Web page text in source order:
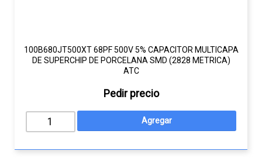
100B680JT500XT 68PF 500V 5% CAPACITOR MULTICAPA
DE SUPERCHIP DE PORCELANA SMD (2828 METRICA)
ATC
Pedir precio